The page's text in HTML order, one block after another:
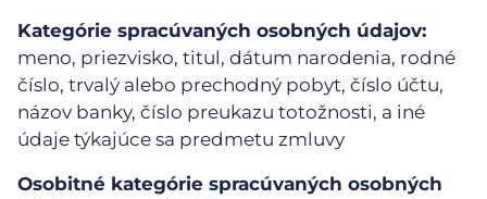
Kategórie spracúvaných osobných údajov:
meno, priezvisko, titul, dátum narodenia, rodné
číslo, trvalý alebo prechodný pobyt, číslo účtu,
názov banky, číslo preukazu totožnosti, a iné
údaje týkajúce sa predmetu zmluvy
Osobitné kategórie spracúvaných osobných